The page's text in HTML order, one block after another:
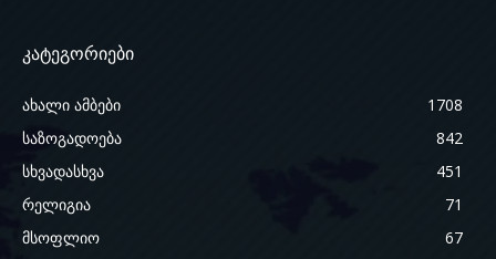
კატეგორიები
ახალი ამბები
1708
საზოგადოება
842
სხვადასხვა
451
რელიგია
71
მსოფლიო
67